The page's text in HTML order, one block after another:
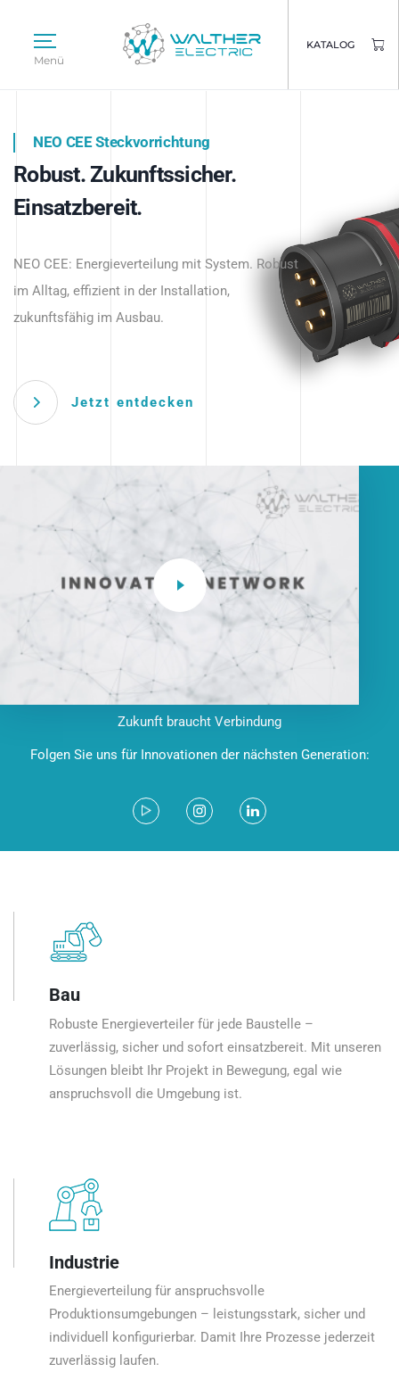
Menü
KATALOG
Intelligente Stromverteilung
beginnt hier.
NEO CEE Steckvorrichtung
Robust. Zukunftssicher.
Einsatzbereit.
NEO CEE: Energieverteilung mit System. Robust
im Alltag, effizient in der Installation,
zukunftsfähig im Ausbau.
Jetzt entdecken
Intelligenz trifft Energie.
Anwendungen – robust, IP-geschützt und
zukunftsfähig.
Zukunft braucht Verbindung
Folgen Sie uns für Innovationen der nächsten Generation:
Bau
Robuste Energieverteiler für jede Baustelle –
zuverlässig, sicher und sofort einsatzbereit. Mit unseren
Lösungen bleibt Ihr Projekt in Bewegung, egal wie
anspruchsvoll die Umgebung ist.
Industrie
Energieverteilung für anspruchsvolle
Produktionsumgebungen – leistungsstark, sicher und
individuell konfigurierbar. Damit Ihre Prozesse jederzeit
zuverlässig laufen.